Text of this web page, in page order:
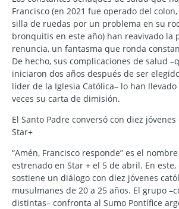
Francisco (en 2021 fue operado del
silla de ruedas por un problema en su
bronquitis en este año) han reavivado la
renuncia, un fantasma que ronda
De hecho, sus complicaciones de salud
iniciaron dos años después de ser
líder de la Iglesia Católica– lo han
veces su carta de dimisión.
El Santo Padre conversó con diez
Star+
“Amén, Francisco responde” es el
estrenado en Star + el 5 de abril. En este,
sostiene un diálogo con diez jóvenes
musulmanes de 20 a 25 años. El grupo
distintas– confronta al Sumo Pontífice